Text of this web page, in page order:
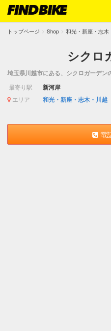
トップページ Shop 和光・新座・志木
シクロ
埼玉県川越市にある、シクロガーデン
最寄り駅 新河岸
エリア 和光・新座・志木・川越
電